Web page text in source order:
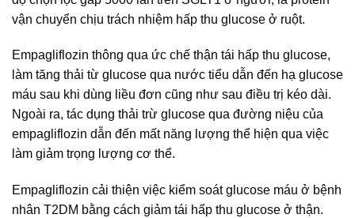
vận chuyển chịu trách nhiệm hấp thu glucose ở ruột.
Empagliflozin thông qua ức chế thận tái hấp thu glucose,
làm tăng thải từ glucose qua nước tiểu dẫn đến hạ glucose
máu sau khi dùng liều đơn cũng như sau điều trị kéo dài.
Ngoài ra, tác dụng thải trừ glucose qua đường niệu của
empagliflozin dẫn đến mất năng lượng thể hiện qua việc
làm giảm trọng lượng cơ thể.
Empagliflozin cải thiện việc kiểm soát glucose máu ở bệnh
nhân T2DM bằng cách giảm tái hấp thu glucose ở thận.